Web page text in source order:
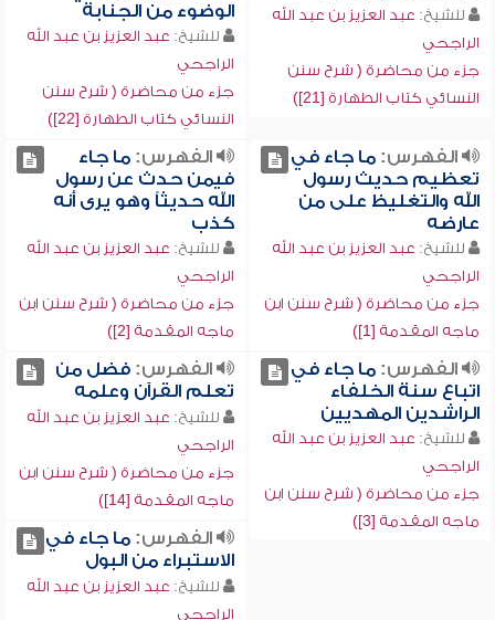
للشيخ: عبد العزيز بن عبد الله
الراجحي
جزء من محاضرة ( شرح سنن
النسائي كتاب الطهارة [21])
الوضوء من الجنابة
للشيخ: عبد العزيز بن عبد الله
الراجحي
جزء من محاضرة ( شرح سنن
النسائي كتاب الطهارة [22])
الفهرس:ما جاء في
تعظيم حديث رسول
الله والتغليظ على من
عارضه
للشيخ: عبد العزيز بن عبد الله
الراجحي
جزء من محاضرة ( شرح سنن ابن
ماجه المقدمة [1])
الفهرس:ما جاء
فيمن حدث عن رسول
الله حديثاً وهو يرى أنه
كذب
للشيخ: عبد العزيز بن عبد الله
الراجحي
جزء من محاضرة ( شرح سنن ابن
ماجه المقدمة [2])
الفهرس:ما جاء في
اتباع سنة الخلفاء
الراشدين المهديين
للشيخ: عبد العزيز بن عبد الله
الراجحي
جزء من محاضرة ( شرح سنن ابن
ماجه المقدمة [3])
الفهرس:فضل من
تعلم القرآن وعلمه
للشيخ: عبد العزيز بن عبد الله
الراجحي
جزء من محاضرة ( شرح سنن ابن
ماجه المقدمة [14])
الفهرس:ما جاء في
الاستبراء من البول
للشيخ: عبد العزيز بن عبد الله
الراجحي